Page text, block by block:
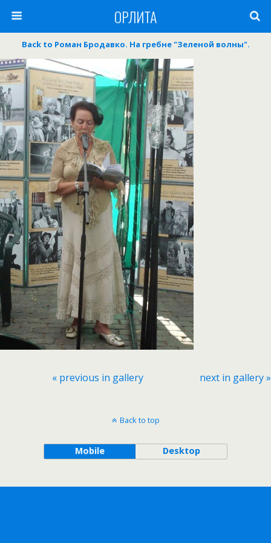
ОРЛИТА
Back to Роман Бродавко. На гребне "Зеленой волны".
« previous in gallery next in gallery »
Back to top
Mobile Desktop